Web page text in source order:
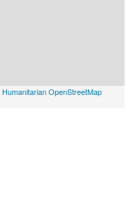
Humanitarian OpenStreetMap